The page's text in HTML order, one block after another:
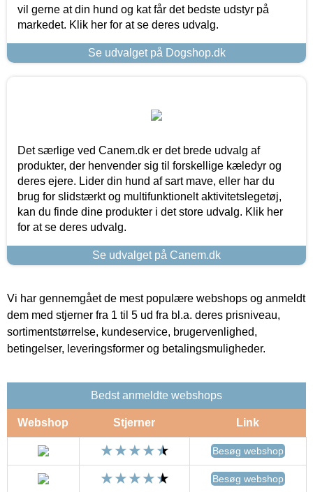
vil gerne at din hund og kat får det bedste udstyr på
markedet. Klik her for at se deres udvalg.
Se udvalget på Dogshop.dk
Det særlige ved Canem.dk er det brede udvalg af
produkter, der henvender sig til forskellige kæledyr og
deres ejere. Lider din hund af sart mave, eller har du
brug for slidstærkt og multifunktionelt aktivitetslegetøj,
kan du finde dine produkter i det store udvalg. Klik her
for at se deres udvalg.
Se udvalget på Canem.dk
Vi har gennemgået de mest populære webshops og anmeldt
dem med stjerner fra 1 til 5 ud fra bl.a. deres prisniveau,
sortimentstørrelse, kundeservice, brugervenlighed,
betingelser, leveringsformer og betalingsmuligheder.
Bedst anmeldte webshops
Webshop Stjerner Link
Besøg webshop
Besøg webshop